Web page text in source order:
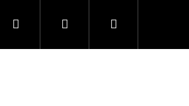
Vrátenie - Výmena - Reklamácia
Hľadať PrihlásenieNákupný